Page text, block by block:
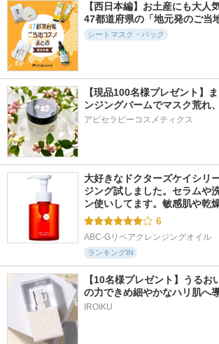
チューシー ナイト
ニードルリップ ス
リーピング リペ
ア クール
CHOOSY(チューシー)
プライマーショット
アテニア
5.7
245件
ナノシープセラム
ESIENCE
セルトナー
AESTURA
【西日本編】お土産にも大人
47都道府県の「地元発のご当
シートマスク・パック
【現品100名様プレゼント】
ンジングバームでマスク荒れ
アピセラピーコスメティクス
大好きなドクターズケイシリ
ジング試しました。セラムや
ン使いしてます。敏感肌や乾
6
ABC-Gリペアクレンジングオイル
ランキングIN
【10名様プレゼント】うるお
の力できめ細やかなハリ肌へ
IROIKU